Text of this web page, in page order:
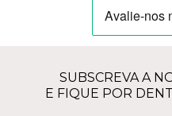
SUBSCREVA A
E FIQUE POR